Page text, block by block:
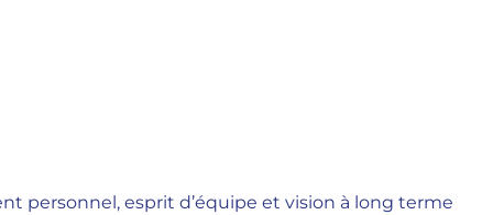
personnel, esprit d’équipe et vision à long terme